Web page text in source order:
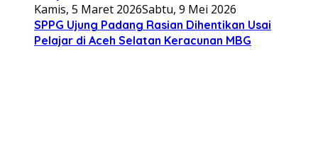
Kamis, 5 Maret 2026Sabtu, 9 Mei 2026
SPPG Ujung Padang Rasian Dihentikan Usai
Pelajar di Aceh Selatan Keracunan MBG